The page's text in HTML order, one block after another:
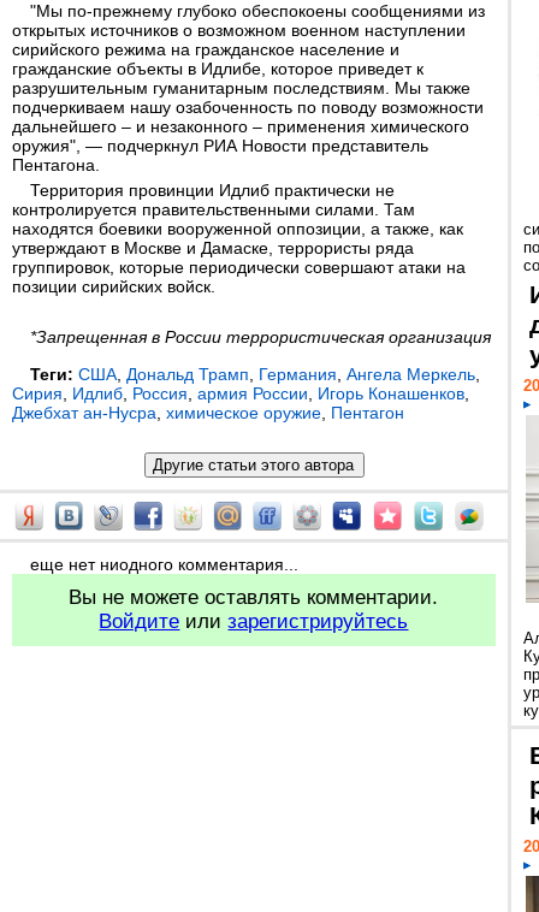
"Мы по-прежнему глубоко обеспокоены сообщениями из
открытых источников о возможном военном наступлении
сирийского режима на гражданское население и
гражданские объекты в Идлибе, которое приведет к
разрушительным гуманитарным последствиям. Мы также
подчеркиваем нашу озабоченность по поводу возможности
дальнейшего – и незаконного – применения химического
оружия", — подчеркнул РИА Новости представитель
Пентагона.
Территория провинции Идлиб практически не
контролируется правительственными силами. Там
находятся боевики вооруженной оппозиции, а также, как
утверждают в Москве и Дамаске, террористы ряда
группировок, которые периодически совершают атаки на
позиции сирийских войск.
*Запрещенная в России террористическая организация
Теги: США Дональд Трамп Германия Ангела Меркель
Сирия
Идлиб Россия армия России Игорь Конашенков
Джебхат ан-Нусра химическое оружие Пентагон
еще нет ниодного комментария...
Вы не можете оставлять комментарии.
Войдите илизарегистрируйтесь